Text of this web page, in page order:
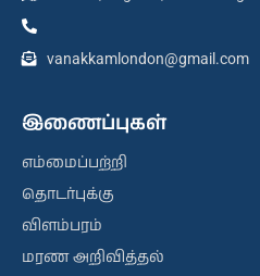
vanakkamlondon@gmail.com
இணைப்புகள்
எம்மைப்பற்றி
தொடர்புக்கு
விளம்பரம்
மரண அறிவித்தல்